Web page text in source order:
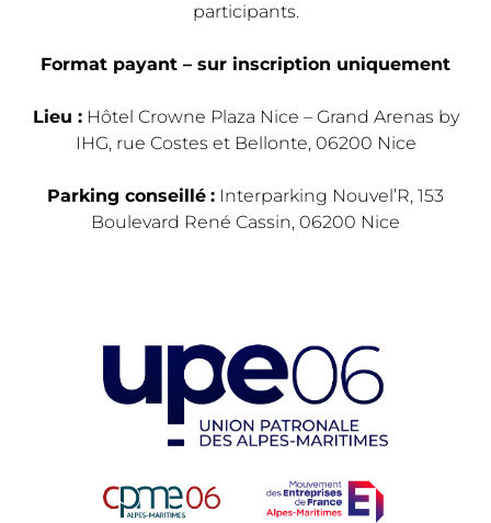
participants.
Format payant – sur inscription uniquement
Lieu :Hôtel Crowne Plaza Nice – Grand Arenas by
IHG, rue Costes et Bellonte, 06200 Nice
Parking conseillé : Interparking Nouvel’R, 153
Boulevard René Cassin, 06200 Nice